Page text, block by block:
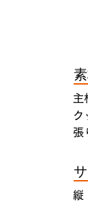
主
ク
張
縦